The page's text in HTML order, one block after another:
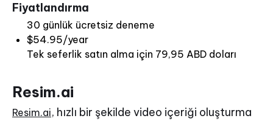
Fiyatlandırma
30 günlük ücretsiz deneme
$54.95/year
Tek seferlik satın alma için 79,95 ABD doları
Resim.ai
Resim.ai, hızlı bir şekilde video içeriği oluşturma